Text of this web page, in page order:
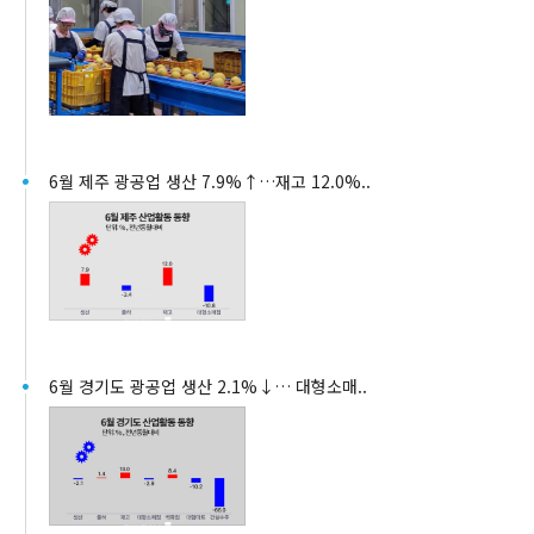
6월 제주 광공업 생산 7.9%↑…재고 12.0%..
6월 경기도 광공업 생산 2.1%↓… 대형소매..